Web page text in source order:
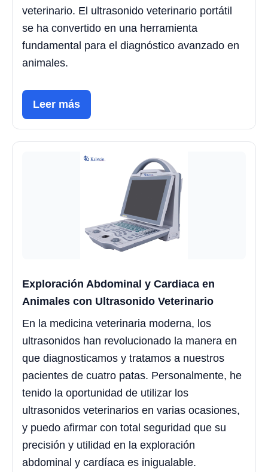
veterinario. El ultrasonido veterinario portátil
se ha convertido en una herramienta
fundamental para el diagnóstico avanzado en
animales.
Leer más
Exploración Abdominal y Cardiaca en
Animales con Ultrasonido Veterinario
En la medicina veterinaria moderna, los
ultrasonidos han revolucionado la manera en
que diagnosticamos y tratamos a nuestros
pacientes de cuatro patas. Personalmente, he
tenido la oportunidad de utilizar los
ultrasonidos veterinarios en varias ocasiones,
y puedo afirmar con total seguridad que su
precisión y utilidad en la exploración
abdominal y cardíaca es inigualable.